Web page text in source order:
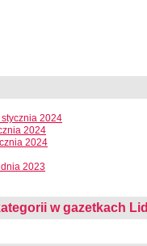
2024
2024
2024
2023
w gazetkach Lidl